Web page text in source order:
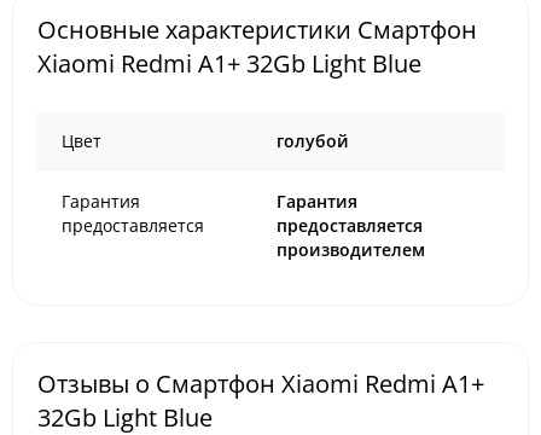
Основные характеристики Смартфон
Xiaomi Redmi A1+ 32Gb Light Blue
Цвет голубой
Гарантия
предоставляется
Гарантия
предоставляется
производителем
Отзывы о Смартфон Xiaomi Redmi A1+
32Gb Light Blue